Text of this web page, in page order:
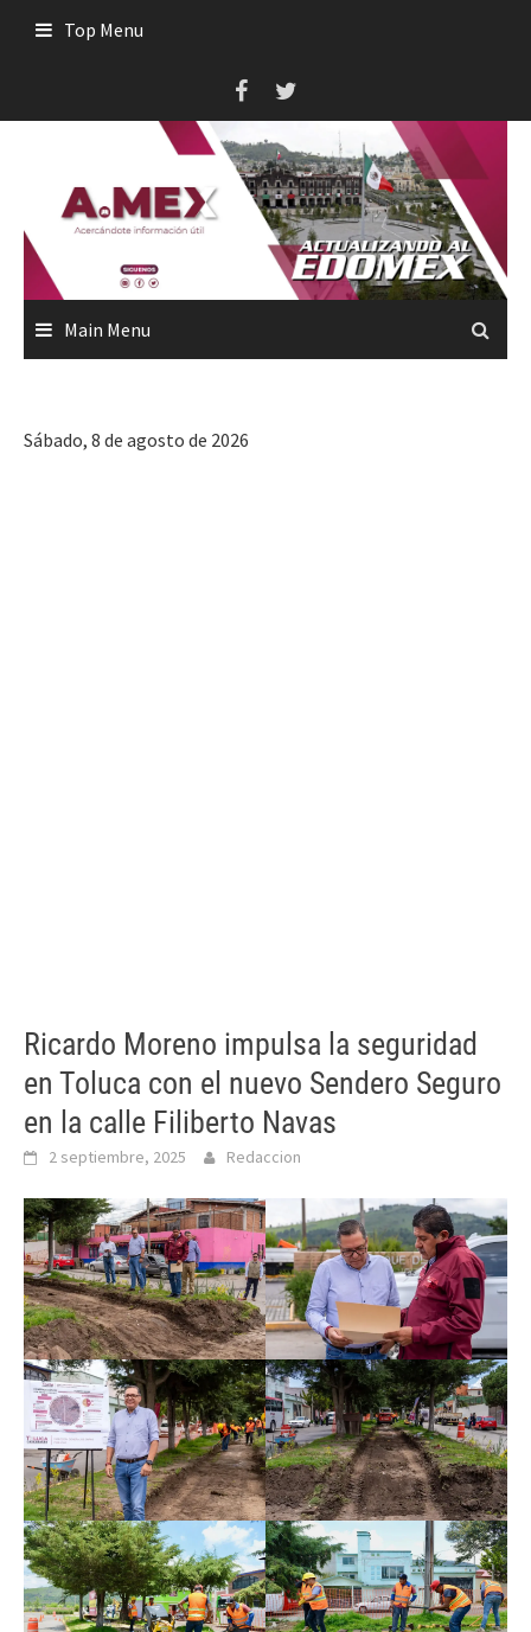
Top Menu
Main Menu
Sábado, 8 de agosto de 2026
Ricardo Moreno impulsa la seguridad
en Toluca con el nuevo Sendero Seguro
en la calle Filiberto Navas
2 septiembre, 2025 Redaccion